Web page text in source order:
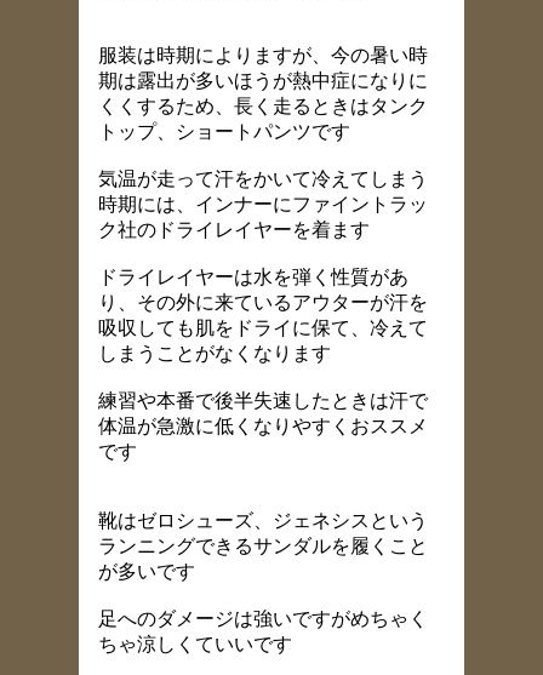
服装は時期によりますが、今の暑い時
期は露出が多いほうが熱中症になりに
くくするため、長く走るときはタンク
トップ、ショートパンツです
気温が走って汗をかいて冷えてしまう
時期には、インナーにファイントラッ
ク社のドライレイヤーを着ます
ドライレイヤーは水を弾く性質があ
り、その外に来ているアウターが汗を
吸収しても肌をドライに保て、冷えて
しまうことがなくなります
練習や本番で後半失速したときは汗で
体温が急激に低くなりやすくおススメ
です
靴はゼロシューズ、ジェネシスという
ランニングできるサンダルを履くこと
が多いです
足へのダメージは強いですがめちゃく
ちゃ涼しくていいです